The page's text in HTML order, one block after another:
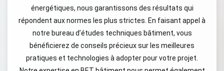
énergétiques, nous garantissons des résultats qui
répondent aux normes les plus strictes. En faisant appel à
notre bureau d’études techniques bâtiment, vous
bénéficierez de conseils précieux sur les meilleures
pratiques et technologies à adopter pour votre projet.